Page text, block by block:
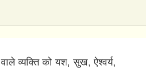
व्यक्ति को यश, सुख, ऐश्वर्य,